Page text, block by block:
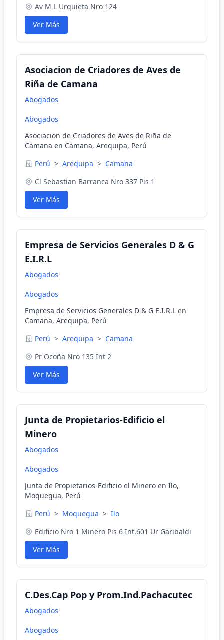
Av M L Urquieta Nro 124
Ver Más
Asociacion de Criadores de Aves de
Riña de Camana
Abogados
Abogados
Asociacion de Criadores de Aves de Riña de
Camana en Camana, Arequipa, Perú
Perú > Arequipa > Camana
Cl Sebastian Barranca Nro 337 Pis 1
Ver Más
Empresa de Servicios Generales D & G
E.I.R.L
Abogados
Abogados
Empresa de Servicios Generales D & G E.I.R.L en
Camana, Arequipa, Perú
Perú > Arequipa > Camana
Pr Ocoña Nro 135 Int 2
Ver Más
Junta de Propietarios-Edificio el
Minero
Abogados
Abogados
Junta de Propietarios-Edificio el Minero en Ilo,
Moquegua, Perú
Perú > Moquegua > Ilo
Edificio Nro 1 Minero Pis 6 Int.601 Ur Garibaldi
Ver Más
C.Des.Cap Pop y Prom.Ind.Pachacutec
Abogados
Abogados